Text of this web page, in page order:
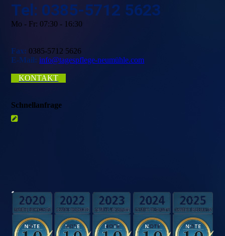
Tel: 0385-5712 5623
Mo - Fr: 07:30 - 16:30
Fax: 0385-5712 5626
E-Mail:info@tagespflege-neumühle.com
KONTAKT
Schnellanfrage